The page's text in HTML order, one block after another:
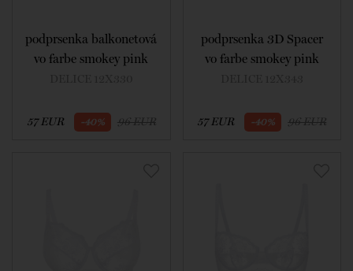
podprsenka balkonetová
vo farbe smokey pink
57 EUR -40% 96 EUR
podprsenka 3D Spacer
vo farbe smokey pink
57 EUR -40% 96 EUR